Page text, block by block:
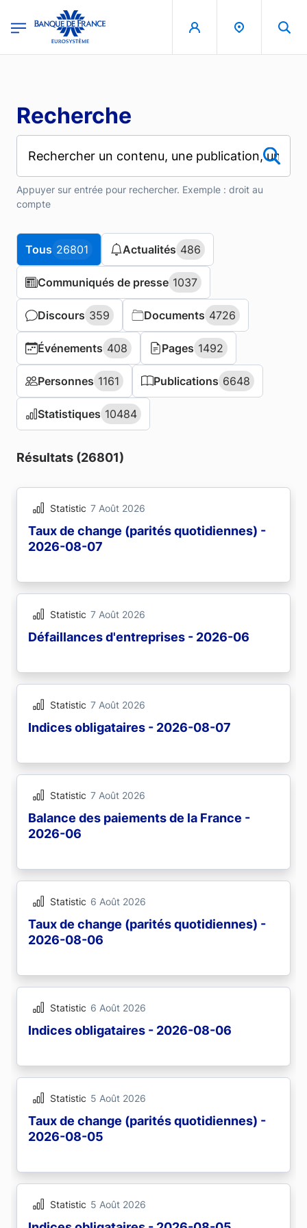
Recherche
Appuyer sur entrée pour rechercher. Exemple : droit au
compte
Tous 26801
Tous 26801 Actualités 486
Actualités 486
Communiqués de presse 1037
Communiqués de presse 1037
Discours 359
Discours 359 Documents 4726
Documents 4726
Événements 408
Événements 408 Pages 1492
Pages 1492
Personnes 1161
Personnes 1161 Publications 6648
Publications 6648
Statistiques 10484
Statistiques 10484
Résultats (26801)
Statistic 7 Août 2026
Taux de change (parités quotidiennes) -
2026-08-07
Statistic 7 Août 2026
Défaillances d'entreprises - 2026-06
Statistic 7 Août 2026
Indices obligataires - 2026-08-07
Statistic 7 Août 2026
Balance des paiements de la France -
2026-06
Statistic 6 Août 2026
Taux de change (parités quotidiennes) -
2026-08-06
Statistic 6 Août 2026
Indices obligataires - 2026-08-06
Statistic 5 Août 2026
Taux de change (parités quotidiennes) -
2026-08-05
Statistic 5 Août 2026